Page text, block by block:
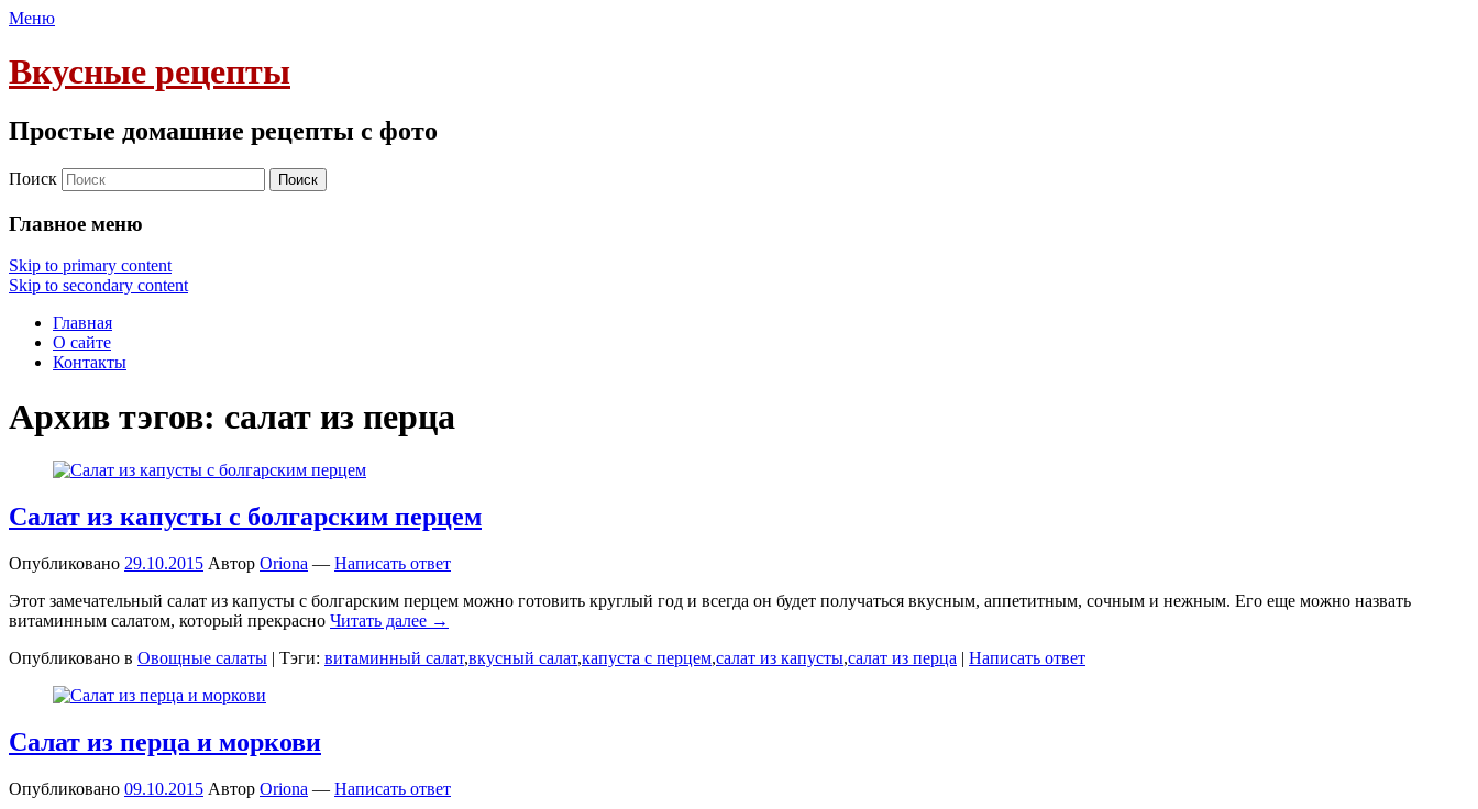
Меню
Вкусные рецепты
Простые домашние рецепты с фото
Поиск
Главное меню
Skip to primary content
Skip to secondary content
Главная
О сайте
Контакты
Архив тэгов: салат из перца
Салат из капусты с болгарским перцем
Опубликовано 29.10.2015 Автор Oriona — Написать ответ
Этот замечательный салат из капусты с болгарским перцем можно готовить круглый год и всегда он будет получаться вкусным, аппетитным, сочным и нежным. Его еще можно назвать
витаминным салатом, который прекрасно Читать далее →
Опубликовано в Овощные салаты | Тэги: витаминный салат,вкусный салат,капуста с перцем,салат из капусты,салат из перца | Написать ответ
Салат из перца и моркови
Опубликовано 09.10.2015 Автор Oriona — Написать ответ